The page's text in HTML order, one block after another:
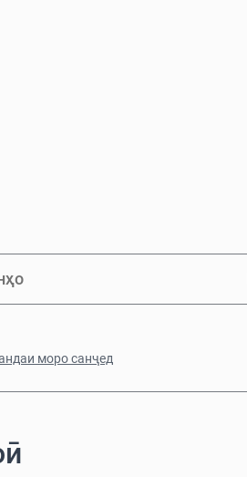
моро санҷед